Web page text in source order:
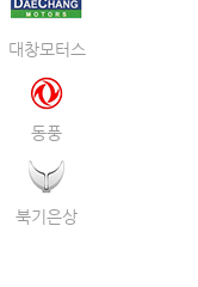
대창모터스
동풍
북기은상